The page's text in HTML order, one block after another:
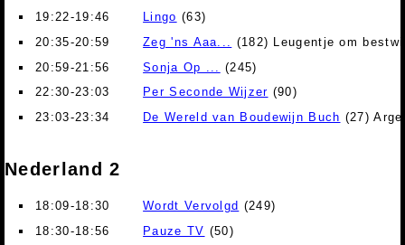
19:22-19:46
Lingo (63)
20:35-20:59
Zeg 'ns Aaa... (182) Leugentje om
20:59-21:56
Sonja Op ...
(245)
22:30-23:03
Per Seconde Wijzer (90)
23:03-23:34
De Wereld van Boudewijn Buch (27)
Nederland 2
18:09-18:30 Wordt Vervolgd (249)
18:30-18:56
Pauze TV (50)